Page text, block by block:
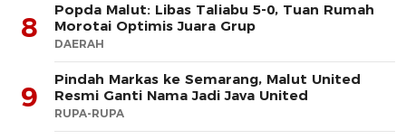
8
Popda Malut: Libas Taliabu 5-0, Tuan Rumah
Morotai Optimis Juara Grup
DAERAH
9
Pindah Markas ke Semarang, Malut United
Resmi Ganti Nama Jadi Java United
RUPA-RUPA